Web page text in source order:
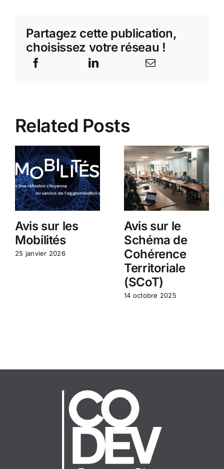
Partagez cette publication,
choisissez votre réseau !
Related Posts
Avis sur les
Mobilités
25 janvier 2026
Avis sur le
Schéma de
Cohérence
Territoriale
(SCoT)
14 octobre 2025